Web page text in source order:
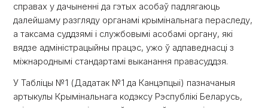
справах у дачыненні да гэтых асобаў падлягаюць
далейшаму разгляду органамі крымінальнага пераследу,
а таксама суддзямі і службовымі асобамі органу, які
вядзе адміністрацыйны працэс, ужо ў адпаведнасці з
міжнароднымі стандартамі выканання правасуддзя.
У Табліцы №1 (Дадатак №1 да Канцэпцыі) пазначаныя
артыкулы Крымінальнага кодэксу Рэспублікі Беларусь,